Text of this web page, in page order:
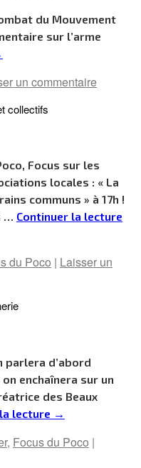
du Mouvement
sur l’arme
un commentaire
collectifs
Focus sur les
locales : « La
communs » à 17h !
… Continuer la lecture
du Poco | Laisser un
parlera d’abord
on enchaînera sur un
des Beaux
lecture →
, Focus du Poco |